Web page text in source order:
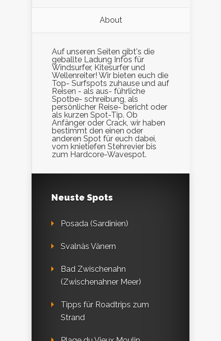
About
Auf unseren Seiten gibt's die
geballte Ladung Infos für
Windsurfer, Kitesurfer und
Wellenreiter! Wir bieten euch die
Top- Surfspots zuhause und auf
Reisen - als aus- führliche
Spotbe- schreibung, als
persönlicher Reise- bericht oder
als kurzen Spot-Tip. Ob
Anfänger oder Crack, wir haben
bestimmt den einen oder
anderen Spot für euch dabei,
vom knietiefen Stehrevier bis
zum Hardcore-Wavespot.
Neuste Spots
Posada (Sardinien)
Svalnäs Vänern
Bad Zwischenahn
(Zwischenahner Meer)
Tipps für Roadtrips zum
Strand